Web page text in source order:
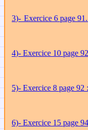
3)- Exercice 6 page
4)- Exercice 10 page
5)- Exercice 8 page
6)- Exercice 15 page